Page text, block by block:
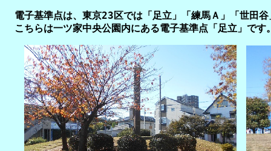
電子基準点は、東京23区では「足立」「練馬Ａ」「世田
こちらは一ツ家中央公園内にある電子基準点「足立」です